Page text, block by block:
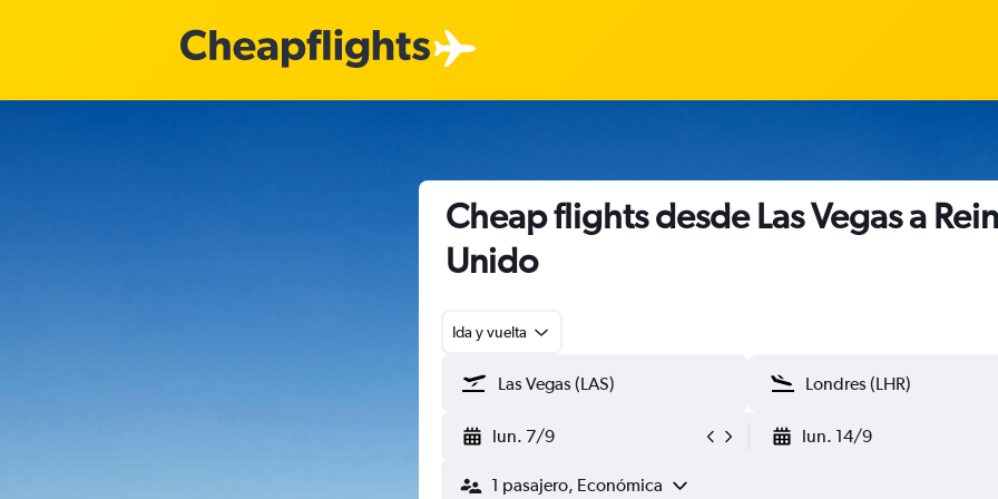
Cheap flights desde Las Vegas a
Unido
Ida y vuelta
lun. 7/9 lun. 14/9
1 pasajero, Económica